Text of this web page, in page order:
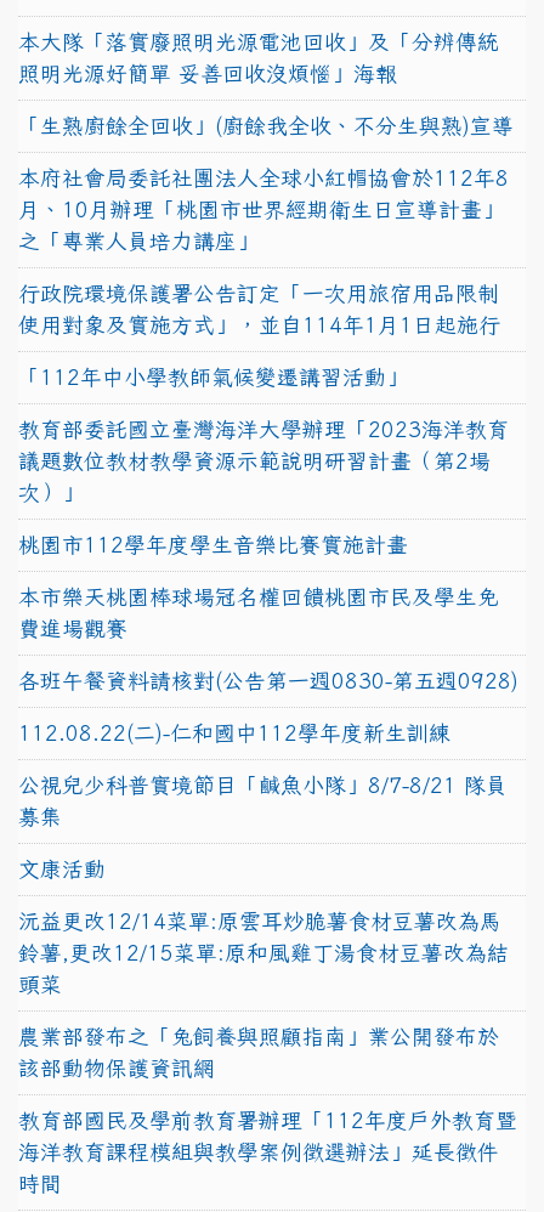
本大隊「落實廢照明光源電池回收」及「分辨傳統
照明光源好簡單 妥善回收沒煩惱」海報
「生熟廚餘全回收」(廚餘我全收、不分生與熟)宣導
本府社會局委託社團法人全球小紅帽協會於112年8
月、10月辦理「桃園市世界經期衛生日宣導計畫」
之「專業人員培力講座」
行政院環境保護署公告訂定「一次用旅宿用品限制
使用對象及實施方式」，並自114年1月1日起施行
「112年中小學教師氣候變遷講習活動」
教育部委託國立臺灣海洋大學辦理「2023海洋教育
議題數位教材教學資源示範說明研習計畫（第2場
次）」
桃園市112學年度學生音樂比賽實施計畫
本市樂天桃園棒球場冠名權回饋桃園市民及學生免
費進場觀賽
各班午餐資料請核對(公告第一週0830-第五週0928)
112.08.22(二)-仁和國中112學年度新生訓練
公視兒少科普實境節目「鹹魚小隊」8/7-8/21 隊員
募集
文康活動
沅益更改12/14菜單:原雲耳炒脆薯食材豆薯改為馬
鈴薯,更改12/15菜單:原和風雞丁湯食材豆薯改為結
頭菜
農業部發布之「兔飼養與照顧指南」業公開發布於
該部動物保護資訊網
教育部國民及學前教育署辦理「112年度戶外教育暨
海洋教育課程模組與教學案例徵選辦法」延長徵件
時間